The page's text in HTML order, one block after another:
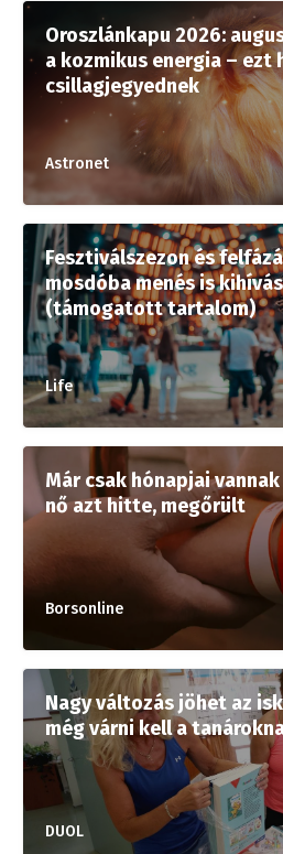
Oroszlánkapu 2026:
a kozmikus energia – ezt
csillagjegyednek
Astronet
Fesztiválszezon és
mosdóba menés is
(támogatott tartalom)
Life
Már csak hónapjai
nő azt hitte, megőrült
Borsonline
Nagy változás jöhet az
még várni kell a
DUOL